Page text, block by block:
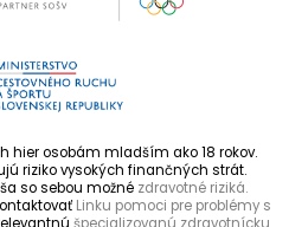
hier osobám mladším ako 18 rokov.
riziko vysokých finančných strát.
so sebou možné zdravotné riziká.
Linku pomoci pre problémy s
špecializovanú zdravotnícku